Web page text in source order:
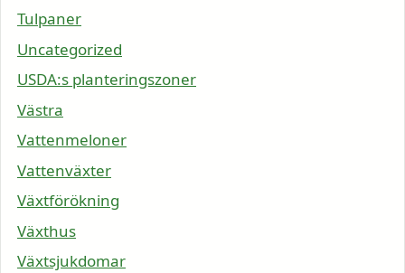
Tulpaner
Uncategorized
USDA:s planteringszoner
Västra
Vattenmeloner
Vattenväxter
Växtförökning
Växthus
Växtsjukdomar